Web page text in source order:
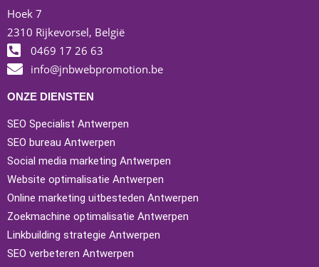
Hoek 7
2310 Rijkevorsel, België
0469 17 26 63
info@jnbwebpromotion.be
ONZE DIENSTEN
SEO Specialist Antwerpen
SEO bureau Antwerpen
Social media marketing Antwerpen
Website optimalisatie Antwerpen
Online marketing uitbesteden Antwerpen
Zoekmachine optimalisatie Antwerpen
Linkbuilding strategie Antwerpen
SEO verbeteren Antwerpen